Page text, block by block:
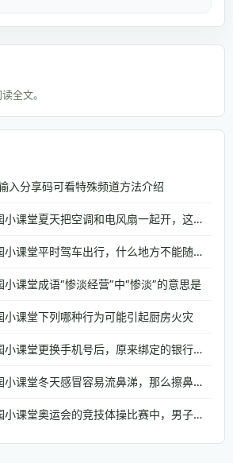
全文。
入分享码可看特殊频道方法介绍
支付宝蚂蚁庄园小课堂夏天把空调和电风扇一起开，这种做法
支付宝蚂蚁庄园小课堂平时驾车出行，什么地方不能随便停车
课堂成语“惨淡经营”中“惨淡”的意思是
小课堂下列哪种行为可能引起厨房火灾
支付宝蚂蚁庄园小课堂更换手机号后，原来绑定的银行信息需要修改吗
支付宝蚂蚁庄园小课堂冬天感冒容易流鼻涕，那么擦鼻涕的正确做法是
支付宝蚂蚁庄园小课堂奥运会的竞技体操比赛中，男子组和女子组都有的项目是